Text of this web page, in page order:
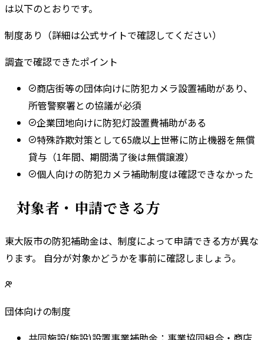
は以下のとおりです。
制度あり（詳細は公式サイトで確認してください）
調査で確認できたポイント
商店街等の団体向けに防犯カメラ設置補助があり、
所管警察署との協議が必須
企業団地向けに防犯灯設置費補助がある
特殊詐欺対策として65歳以上世帯に防止機器を無償
貸与（1年間、期間満了後は無償譲渡）
個人向けの防犯カメラ補助制度は確認できなかった
対象者・申請できる方
東大阪市の防犯補助金は、制度によって申請できる方が異な
ります。 自分が対象かどうかを事前に確認しましょう。
団体向けの制度